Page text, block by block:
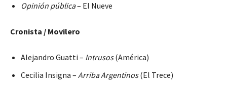
Opinión pública– El Nueve
Cronista / Movilero
Alejandro Guatti – Intrusos(América)
Cecilia Insigna – Arriba Argentinos(El Trece)